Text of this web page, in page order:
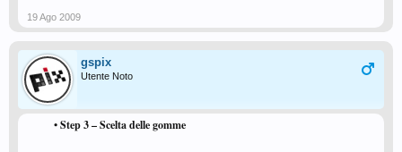
19 Ago 2009
gspix
Utente Noto
• Step 3 – Scelta delle gomme